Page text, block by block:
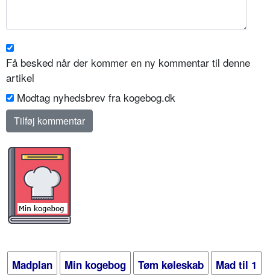
Få besked når der kommer en ny kommentar til denne
artikel
Modtag nyhedsbrev fra kogebog.dk
Madplan Min kogebog Tøm køleskab
Mad til 1